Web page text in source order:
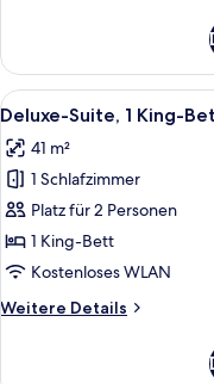
1 King-
Bett
Alle
Fotos
für
Deluxe-
Suite,
1 King-
Bett
8
Deluxe-Suite, 1 King-
41 m²
1 Schlafzimmer
Platz für 2 Personen
1 King-Bett
Kostenloses WLAN
Weitere Details
Weitere